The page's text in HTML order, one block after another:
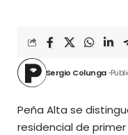
Sergio Colunga
Peña Alta se
residencial de